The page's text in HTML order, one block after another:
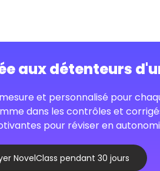
aux détenteurs
et personnalisé pour
dans les contrôles et
pour réviser en
NovelClass pendant 30 jours